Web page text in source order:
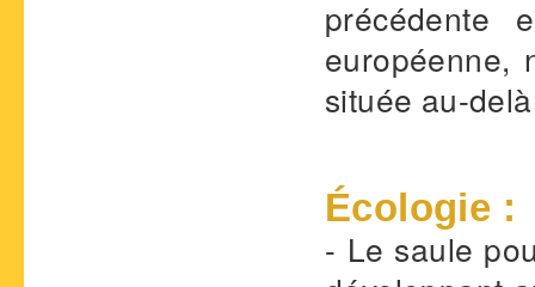
précédente
européenne,
située au-
Écologie :
- Le saule